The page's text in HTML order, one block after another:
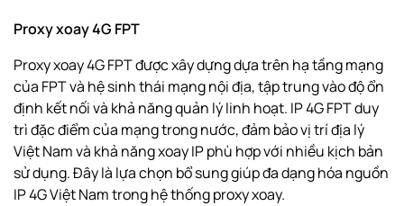
Proxy xoay 4G FPT
Proxy xoay 4G FPT được xây dựng dựa trên hạ tầng mạng
của FPT và hệ sinh thái mạng nội địa, tập trung vào độ ổn
định kết nối và khả năng quản lý linh hoạt. IP 4G FPT duy
trì đặc điểm của mạng trong nước, đảm bảo vị trí địa lý
Việt Nam và khả năng xoay IP phù hợp với nhiều kịch bản
sử dụng. Đây là lựa chọn bổ sung giúp đa dạng hóa nguồn
IP 4G Việt Nam trong hệ thống proxy xoay.